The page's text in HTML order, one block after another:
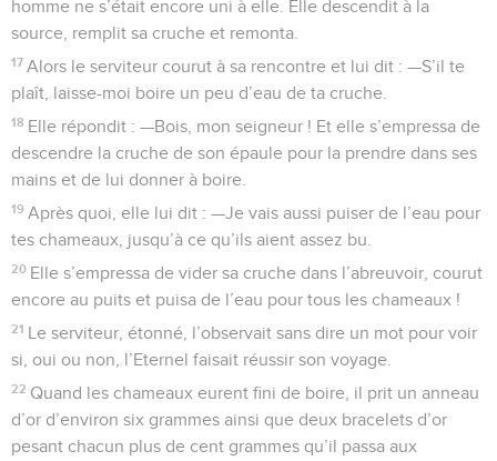
homme ne s’était encore uni à elle. Elle descendit à la
source, remplit sa cruche et remonta.
17 Alors le serviteur courut à sa rencontre et lui dit : —S’il te
plaît, laisse-moi boire un peu d’eau de ta cruche.
18 Elle répondit : —Bois, mon seigneur ! Et elle s’empressa de
descendre la cruche de son épaule pour la prendre dans ses
mains et de lui donner à boire.
19 Après quoi, elle lui dit : —Je vais aussi puiser de l’eau pour
tes chameaux, jusqu’à ce qu’ils aient assez bu.
20 Elle s’empressa de vider sa cruche dans l’abreuvoir, courut
encore au puits et puisa de l’eau pour tous les chameaux !
21 Le serviteur, étonné, l’observait sans dire un mot pour voir
si, oui ou non, l’Eternel faisait réussir son voyage.
22 Quand les chameaux eurent fini de boire, il prit un anneau
d’or d’environ six grammes ainsi que deux bracelets d’or
pesant chacun plus de cent grammes qu’il passa aux